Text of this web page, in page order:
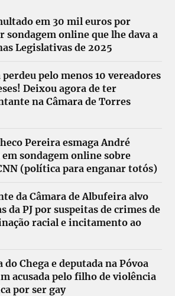
em 30 mil euros por
sondagem online que lhe dava a
Legislativas de 2025
perdeu pelo menos 10 vereadores
Deixou agora de ter
na Câmara de Torres
Pereira esmaga André
sondagem online sobre
(política para enganar totós)
da Câmara de Albufeira alvo
da PJ por suspeitas de crimes de
racial e incitamento ao
do Chega e deputada na Póvoa
acusada pelo filho de violência
por ser gay